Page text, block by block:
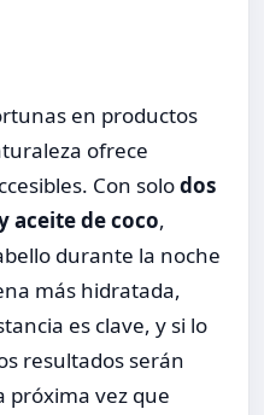
en productos
ofrece
Con solodos
aceite de coco,
durante la noche
más hidratada,
es clave, y si lo
resultados serán
próxima vez que